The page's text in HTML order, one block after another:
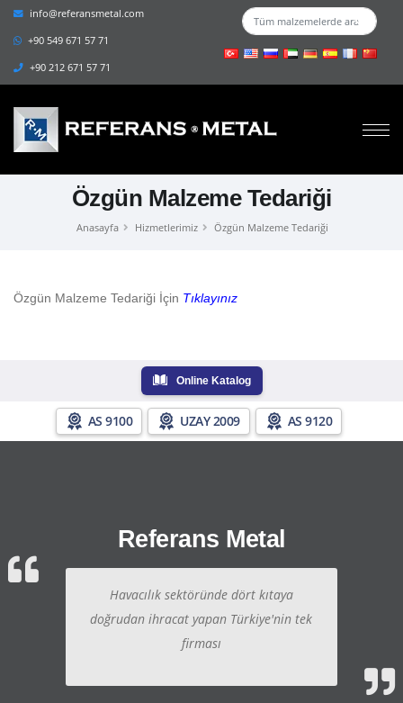
info@referansmetal.com
+90 549 671 57 71
+90 212 671 57 71
Özgün Malzeme Tedariği
Anasayfa Hizmetlerimiz Özgün Malzeme Tedariği
Özgün Malzeme Tedariği İçin Tıklayınız
Online Katalog
AS 9100 UZAY 2009 AS 9120
Referans Metal
Havacılık sektöründe dört kıtaya
doğrudan ihracat yapan Türkiye'nin tek
firması